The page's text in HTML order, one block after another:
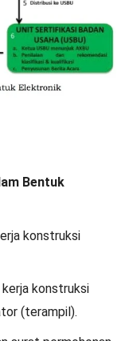
Bentuk
konstruksi
konstruksi
(terampil).